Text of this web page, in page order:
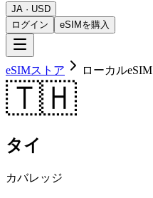
JA · USD
ログイン
eSIMを購入
eSIMストア ローカルeSIM
🇹🇭
タイ
カバレッジ